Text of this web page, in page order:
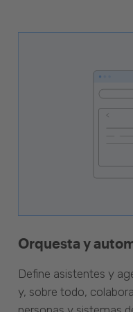
Orquesta y
Define asistentes y
y, sobre todo,